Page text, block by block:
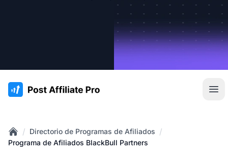
:site.title
Home
/ Directorio de Programas de Afiliados /
Programa de Afiliados BlackBull Partners